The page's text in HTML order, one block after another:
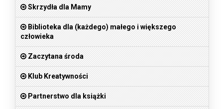
Skrzydła dla Mamy
Biblioteka dla (każdego) małego i większego
człowieka
Zaczytana środa
Klub Kreatywności
Partnerstwo dla książki